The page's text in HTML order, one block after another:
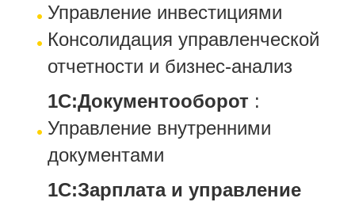
Управление инвестициями
Консолидация управленческой
отчетности и бизнес-анализ
1С:Документооборот :
Управление внутренними
документами
1С:Зарплата и управление